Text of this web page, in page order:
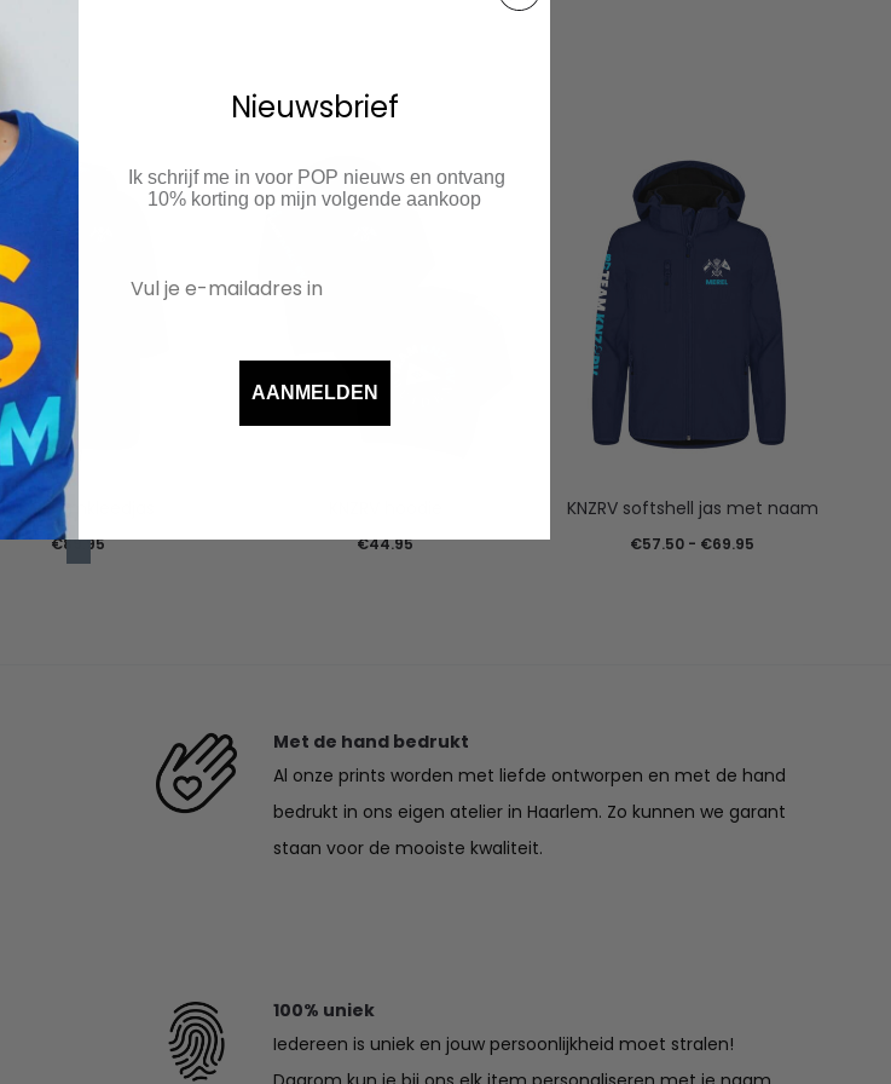
KNZRV omkleedjas
€89.95 €44.95
KNZRV softshell jas met naam
€57.50 - €69.95
Met de hand bedrukt
Al onze prints worden met liefde ontworpen en met de hand
bedrukt in ons eigen atelier in Haarlem. Zo kunnen we garant
staan voor de mooiste kwaliteit.
100% uniek
Iedereen is uniek en jouw persoonlijkheid moet stralen!
Nieuwsbrief
Ik schrijf me in voor POP nieuws en ontvang
10% korting op mijn volgende aankoop
AANMELDEN